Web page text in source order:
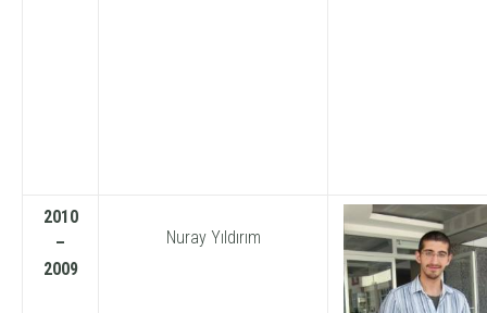
2010
–
2009
Nuray Yıldırım